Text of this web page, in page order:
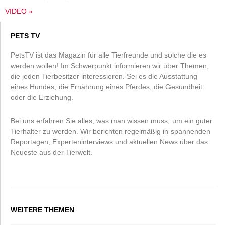
VIDEO »
PETS TV
PetsTV ist das Magazin für alle Tierfreunde und solche die es
werden wollen! Im Schwerpunkt informieren wir über Themen,
die jeden Tierbesitzer interessieren. Sei es die Ausstattung
eines Hundes, die Ernährung eines Pferdes, die Gesundheit
oder die Erziehung.
Bei uns erfahren Sie alles, was man wissen muss, um ein guter
Tierhalter zu werden. Wir berichten regelmäßig in spannenden
Reportagen, Experteninterviews und aktuellen News über das
Neueste aus der Tierwelt.
WEITERE THEMEN